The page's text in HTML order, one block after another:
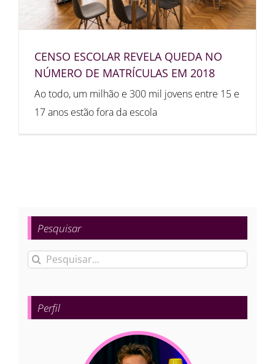
CENSO ESCOLAR REVELA QUEDA NO
NÚMERO DE MATRÍCULAS EM 2018
Ao todo, um milhão e 300 mil jovens entre 15 e
17 anos estão fora da escola
Pesquisar
Buscar
para:
Perfil